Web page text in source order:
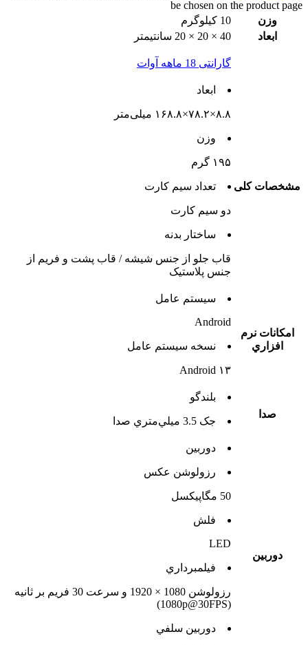
be chosen on the product page
وزن
10 کیلوگرم
ابعاد
40 × 20 × 20 سانتیمتر
گارانتی 18 ماهه آوات
مشخصات کلی
ابعاد
۸.۸×۷۸.۲×۱۶۸.۸ میلی‌متر
وزن
۱۹۵ گرم
تعداد سيم کارت
دو سيم کارت
ساختار بدنه
قاب جلو از جنس شیشه / قاب پشت و فریم از
جنس پلاستیک
امکانات نرم
افزاري
سيستم عامل
Android
نسخه سيستم عامل
Android ۱۳
صدا
بلندگو
جک 3.5 ميلي‌متري صدا
دوربين
دوربين
رزولوشن عکس
50 مگاپیکسل
فلش
LED
فيلمبرداري
رزولوشن 1080 × 1920 و سرعت 30 فریم بر ثانیه
(1080p@30FPS)
دوربين سلفي